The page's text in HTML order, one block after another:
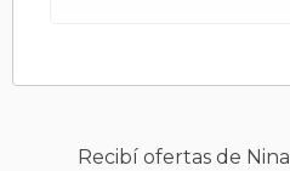
Recibí ofertas de